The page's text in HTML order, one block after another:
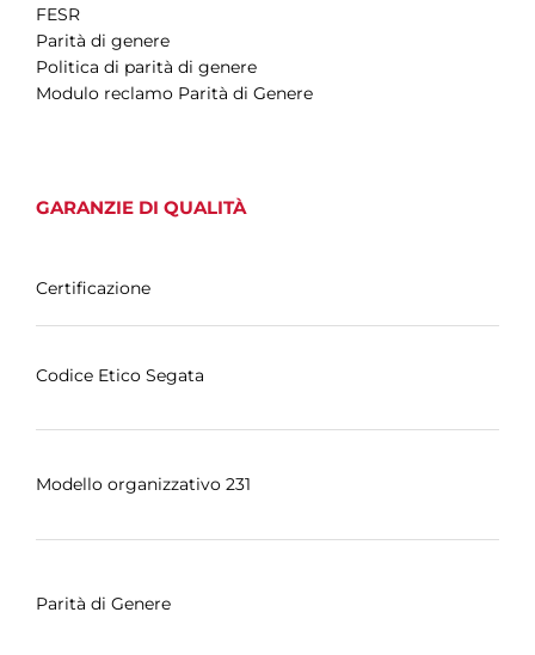
FESR
Parità di genere
Politica di parità di genere
Modulo reclamo Parità di Genere
GARANZIE DI QUALITÀ
Certificazione
Codice Etico Segata
Modello organizzativo 231
Parità di Genere